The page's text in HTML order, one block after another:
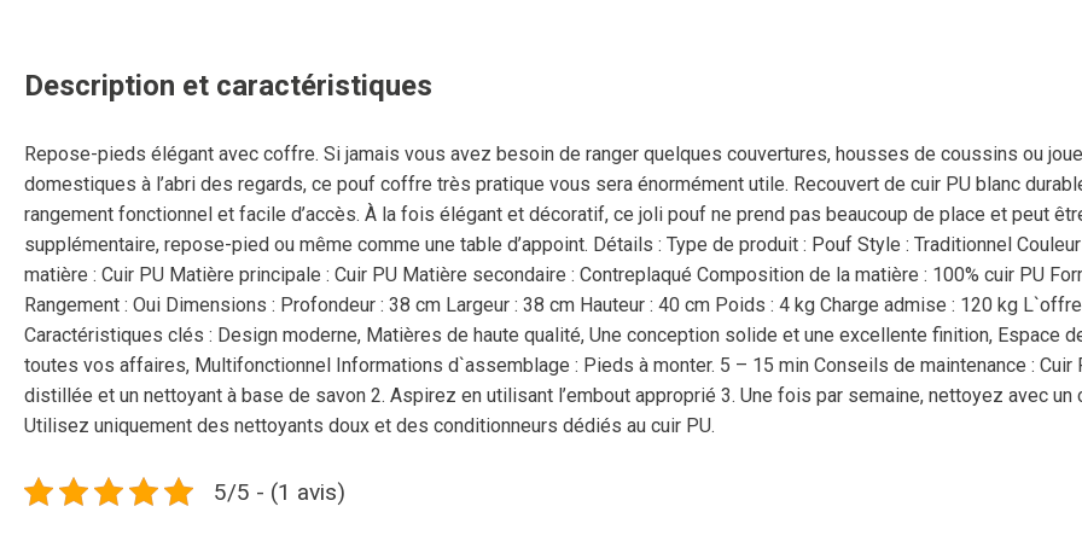
Description et caractéristiques
Repose-pieds élégant avec coffre. Si jamais vous avez besoin de ranger quelques couvertures, housses de coussins ou
domestiques à l’abri des regards, ce pouf coffre très pratique vous sera énormément utile. Recouvert de cuir PU blanc
rangement fonctionnel et facile d’accès. À la fois élégant et décoratif, ce joli pouf ne prend pas beaucoup de place et peut
supplémentaire, repose-pied ou même comme une table d’appoint. Détails : Type de produit : Pouf Style : Traditionnel
matière : Cuir PU Matière principale : Cuir PU Matière secondaire : Contreplaqué Composition de la matière : 100% cuir PU
Rangement : Oui Dimensions : Profondeur : 38 cm Largeur : 38 cm Hauteur : 40 cm Poids : 4 kg Charge admise : 120 kg
Caractéristiques clés : Design moderne, Matières de haute qualité, Une conception solide et une excellente finition, Espace
toutes vos affaires, Multifonctionnel Informations d`assemblage : Pieds à monter. 5 – 15 min Conseils de maintenance :
distillée et un nettoyant à base de savon 2. Aspirez en utilisant l’embout approprié 3. Une fois par semaine, nettoyez avec
Utilisez uniquement des nettoyants doux et des conditionneurs dédiés au cuir PU.
5/5 - (1 avis)